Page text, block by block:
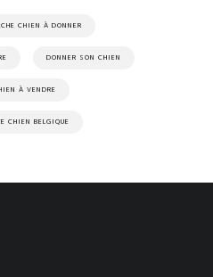
CHIEN À DONNER
DONNER SON CHIEN
À VENDRE
CHIEN BELGIQUE